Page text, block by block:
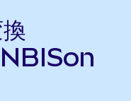
NBISon